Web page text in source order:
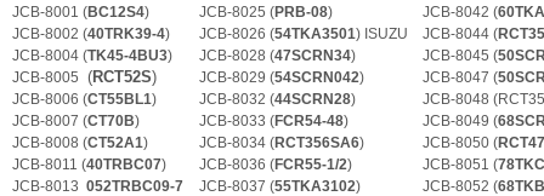
JCB-8001 (BC12S4)
JCB-8002 (40TRK39-4)
JCB-8004 (TK45-4BU3)
JCB-8005 (RCT52S)
JCB-8006 (CT55BL1)
JCB-8007 (CT70B)
JCB-8008 (CT52A1)
JCB-8011 (40TRBC07)
JCB-8013 052TRBC09-7
JCB-8025 (PRB-08)
JCB-8026 (54TKA3501) ISUZU
JCB-8028 (47SCRN34)
JCB-8029 (54SCRN042)
JCB-8032 (44SCRN28)
JCB-8033 (FCR54-48)
JCB-8034 (RCT356SA6)
JCB-8036 (FCR55-1/2)
JCB-8037 (55TKA3102)
JCB-8042 (
JCB-8044 (
JCB-8045 (
JCB-8047 (
JCB-8048
JCB-8049 (
JCB-8050 (
JCB-8051 (
JCB-8052 (